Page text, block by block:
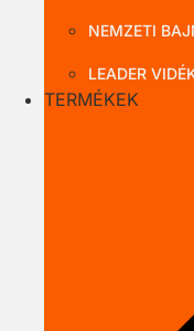
NEMZETI
LEADER
TERMÉKEK